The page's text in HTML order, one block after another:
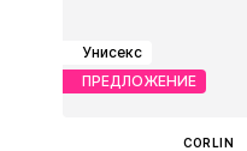
Унисекс
ПРЕДЛОЖЕНИЕ
CORLIN